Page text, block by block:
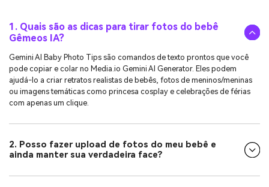
1. Quais são as dicas para tirar fotos do bebê
Gêmeos IA?
Gemini AI Baby Photo Tips são comandos de texto prontos que você
pode copiar e colar no Media.io Gemini AI Generator. Eles podem
ajudá-lo a criar retratos realistas de bebês, fotos de meninos/meninas
ou imagens temáticas como princesa cosplay e celebrações de férias
com apenas um clique.
2. Posso fazer upload de fotos do meu bebê e
ainda manter sua verdadeira face?